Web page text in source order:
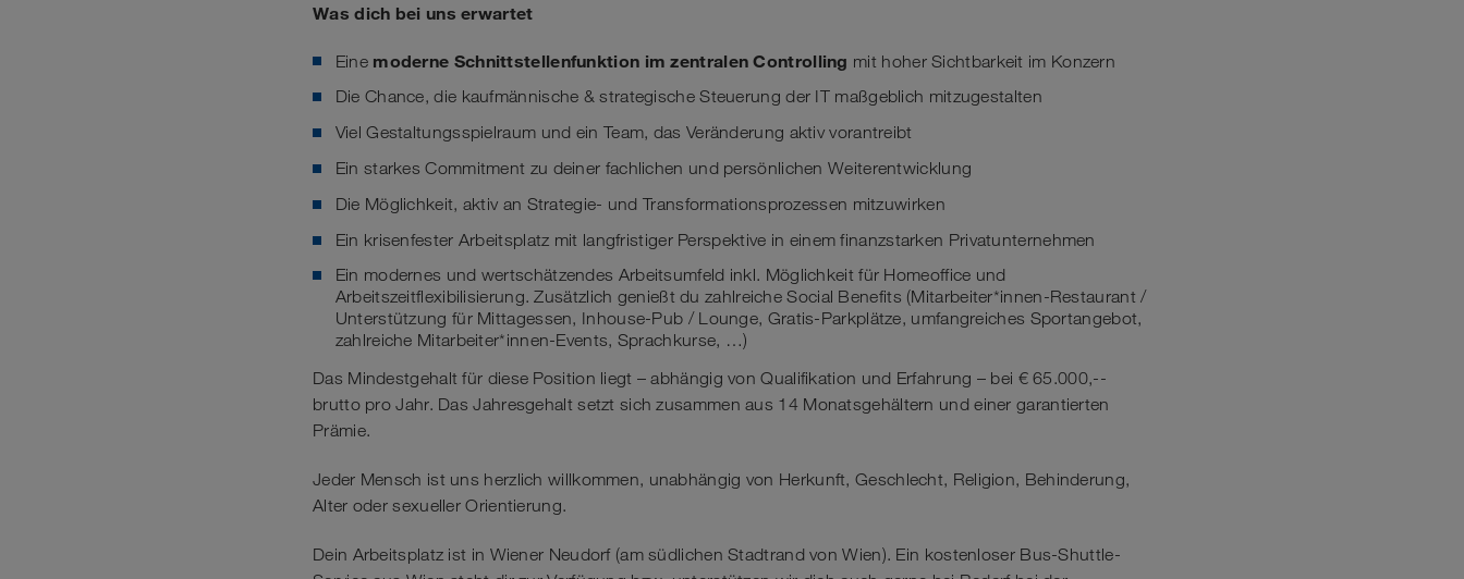
Was dich bei uns erwartet
Eine moderne Schnittstellenfunktion im zentralen Controlling mit hoher Sichtbarkeit im Konzern
Die Chance, die kaufmännische & strategische Steuerung der IT maßgeblich mitzugestalten
Viel Gestaltungsspielraum und ein Team, das Veränderung aktiv vorantreibt
Ein starkes Commitment zu deiner fachlichen und persönlichen Weiterentwicklung
Die Möglichkeit, aktiv an Strategie- und Transformationsprozessen mitzuwirken
Ein krisenfester Arbeitsplatz mit langfristiger Perspektive in einem finanzstarken Privatunternehmen
Ein modernes und wertschätzendes Arbeitsumfeld inkl. Möglichkeit für Homeoffice und
Arbeitszeitflexibilisierung. Zusätzlich genießt du zahlreiche Social Benefits (Mitarbeiter*innen-Restaurant /
Unterstützung für Mittagessen, Inhouse-Pub / Lounge, Gratis-Parkplätze, umfangreiches Sportangebot,
zahlreiche Mitarbeiter*innen-Events, Sprachkurse, …)
Das Mindestgehalt für diese Position liegt – abhängig von Qualifikation und Erfahrung – bei € 65.000,--
brutto pro Jahr. Das Jahresgehalt setzt sich zusammen aus 14 Monatsgehältern und einer garantierten
Prämie.
Jeder Mensch ist uns herzlich willkommen, unabhängig von Herkunft, Geschlecht, Religion, Behinderung,
Alter oder sexueller Orientierung.
Dein Arbeitsplatz ist in Wiener Neudorf (am südlichen Stadtrand von Wien). Ein kostenloser Bus-Shuttle-